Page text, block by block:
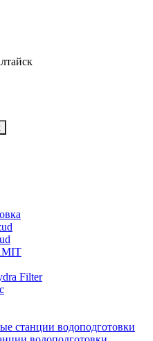
Filter
станции водоподготовки